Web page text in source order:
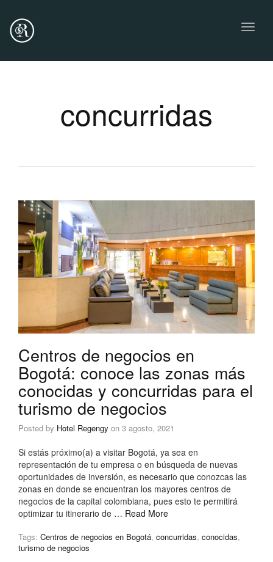
Toggle
concurridas
Centros de negocios en
Bogotá: conoce las zonas más
conocidas y concurridas para el
turismo de negocios
Posted by Hotel Regengy on 3 agosto, 2021
Si estás próximo(a) a visitar Bogotá, ya sea en
representación de tu empresa o en búsqueda de nuevas
oportunidades de inversión, es necesario que conozcas las
zonas en donde se encuentran los mayores centros de
negocios de la capital colombiana, pues esto te permitirá
optimizar tu itinerario de … Read More
Tags: Centros de negocios en Bogotá, concurridas, conocidas,
turismo de negocios